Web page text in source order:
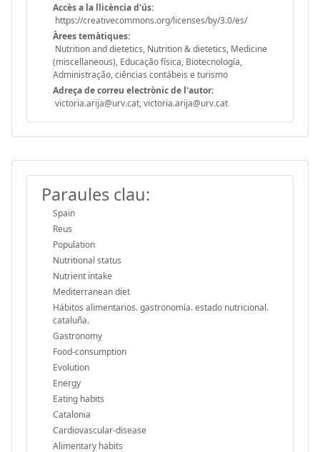
Accès a la llicència d'ús:
https://creativecommons.org/licenses/by/3.0/es/
Àrees temàtiques:
Nutrition and dietetics, Nutrition & dietetics, Medicine
(miscellaneous), Educação física, Biotecnología,
Administração, ciências contábeis e turismo
Adreça de correu electrònic de l'autor:
victoria.arija@urv.cat, victoria.arija@urv.cat
Paraules clau:
Spain
Reus
Population
Nutritional status
Nutrient intake
Mediterranean diet
Hábitos alimentarios. gastronomía. estado nutricional.
cataluña.
Gastronomy
Food-consumption
Evolution
Energy
Eating habits
Catalonia
Cardiovascular-disease
Alimentary habits